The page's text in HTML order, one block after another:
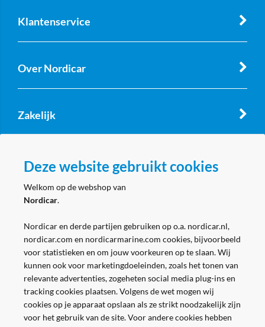
Klantenservice
Over Nordicar
Zakelijk
Volg ons
Deze website gebruikt cookies
Welkom op de webshop van
Nordicar.
Nordicar en derde partijen gebruiken op o.a. nordicar.nl,
nordicar.com en nordicarmarine.com cookies, bijvoorbeeld
voor statistieken en om jouw voorkeuren op te slaan. Wij
kunnen ook voor marketingdoeleinden, zoals het tonen van
relevante advertenties, zogeheten social media plug-ins en
tracking cookies plaatsen. Volgens de wet mogen wij
cookies op je apparaat opslaan als ze strikt noodzakelijk zijn
voor het gebruik van de site. Voor andere cookies hebben